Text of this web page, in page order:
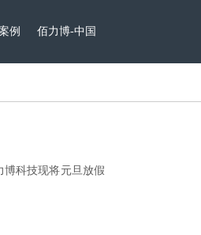
例 佰力博-中国
博科技现将元旦放假